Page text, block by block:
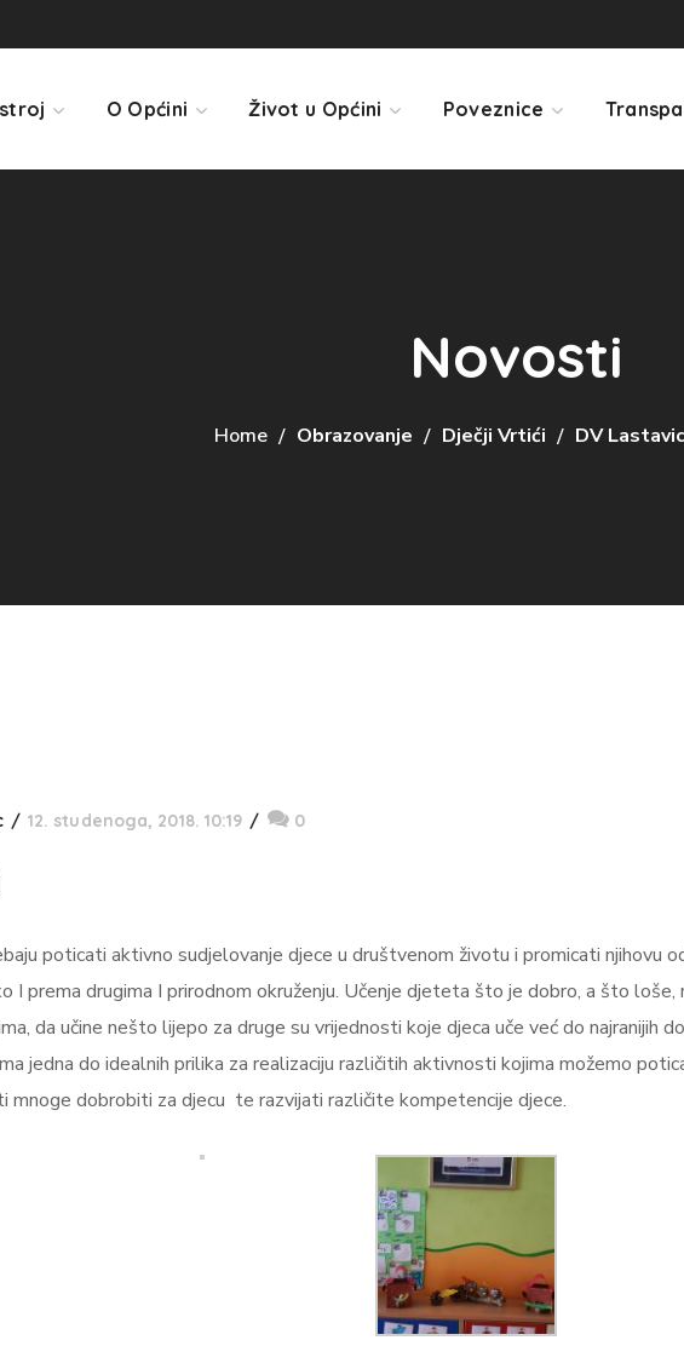
O Općini Život u Općini Poveznice
Novosti
Home Obrazovanje Dječji Vrtići DV
12. studenoga, 2018. 10:19 0
poticati aktivno sudjelovanje djece u društvenom životu i promicati njihovu
I prema drugima I prirodnom okruženju. Učenje djeteta što je dobro, a što loše,
da učine nešto lijepo za druge su vrijednosti koje djeca uče već do najranijih
jedna do idealnih prilika za realizaciju različitih aktivnosti kojima možemo
mnoge dobrobiti za djecu te razvijati različite kompetencije djece.